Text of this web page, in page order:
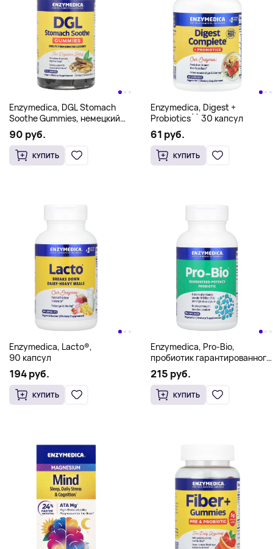
Enzymedica, DGL Stomach
Soothe Gummies, немецкий
шоколад, 400 мг, 74
жевательных мармеладки
(200 мг в каждой
жевательной таблетке)
90 руб.
КУПИТЬ
Enzymedica, Digest +
Probiotics`` 30 капсул
61 руб.
КУПИТЬ
Enzymedica, Lacto®,
90 капсул
194 руб.
КУПИТЬ
Enzymedica, Pro-Bio,
пробиотик гарантированного
действия, 90 капсул
215 руб.
КУПИТЬ